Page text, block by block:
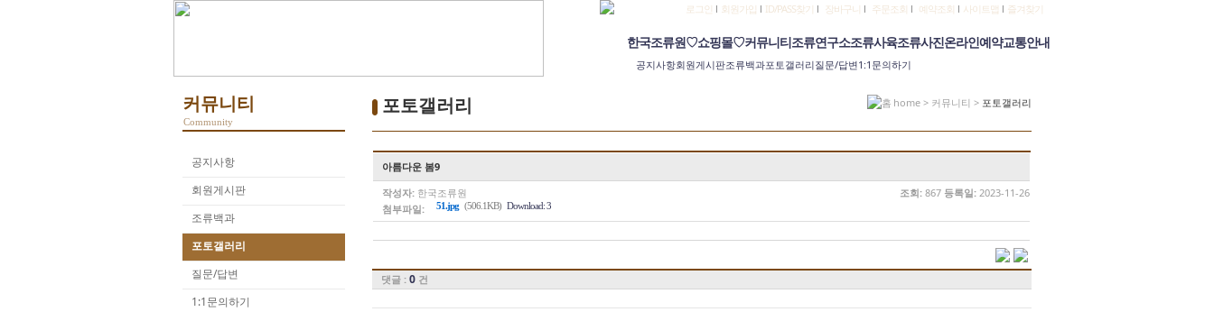
로그인 l 회원가입 l ID/PASS찾기 l 장바구니 l 주문조회 l 예약조회 l 사이트맵 l 즐겨찾기
한국조류원♡쇼핑몰♡커뮤니티조류연구소조류사육조류사진온라인예약교통안내
공지사항회원게시판조류백과포토갤러리질문/답변1:1문의하기
커뮤니티
Community
공지사항
회원게시판
조류백과
포토갤러리
질문/답변
1:1문의하기
포토갤러리 home > 커뮤니티 > 포토갤러리
아름다운 봄9
작성자: 한국조류원 조회: 867 등록일: 2023-11-26
첨부파일:
51.jpg (506.1KB) Download: 3
댓글 : 0 건